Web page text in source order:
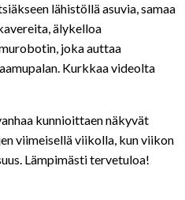
lähistöllä asuvia, samaa
älykelloa
joka auttaa
Kurkkaa videolta
kunnioittaen näkyvät
viimeisellä viikolla, kun viikon
Lämpimästi tervetuloa!